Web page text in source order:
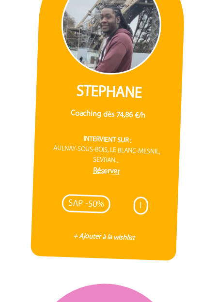
STEPHANE
Coaching dès 74,86 €/h
INTERVIENT SUR :
AULNAY-SOUS-BOIS, LE BLANC-MESNIL,
SEVRAN...
Réserver
SAP -50% I
+ Ajouter à la wishlist